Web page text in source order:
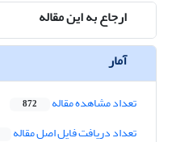
ارجاع به این مقاله
آمار
تعداد مشاهده مقاله 872
تعداد دریافت فایل اصل مقاله